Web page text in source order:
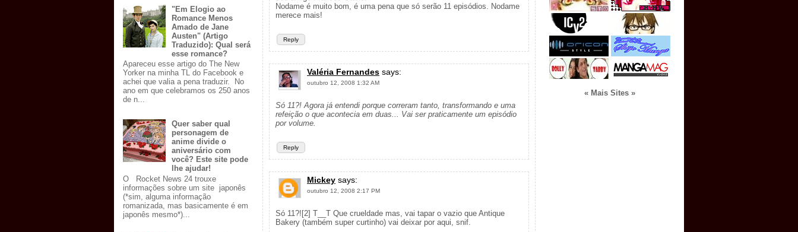
"Em Elogio ao
Romance Menos
Amado de Jane
Austen" (Artigo
Traduzido): Qual será
esse romance?
Apareceu esse artigo do The New
Yorker na minha TL do Facebook e
achei que valia a pena traduzir. No
ano em que celebramos os 250 anos
de n...
Quer saber qual
personagem de
anime divide o
aniversário com
você? Este site pode
lhe ajudar!
O Rocket News 24 trouxe
informações sobre um site japonês
(*sim, alguma informação
romanizada, mas basicamente é em
japonês mesmo*)...
Reply
Nodame é muito bom, é uma pena que só serão 11 episódios. Nodame
merece mais!
Valéria Fernandes says:
outubro 12, 2008 1:32 AM
Reply
Só 11?! Agora já entendi porque correram tanto, transformando e uma
refeição o que acontecia em duas... Vai ser praticamente um episódio
por volume.
Mickey says:
outubro 12, 2008 2:17 PM
Só 11?![2] T__T Que crueldade mas, vai tapar o vazio que Antique
Bakery (também super curtinho) vai deixar por aqui, snif.
« Mais Sites »